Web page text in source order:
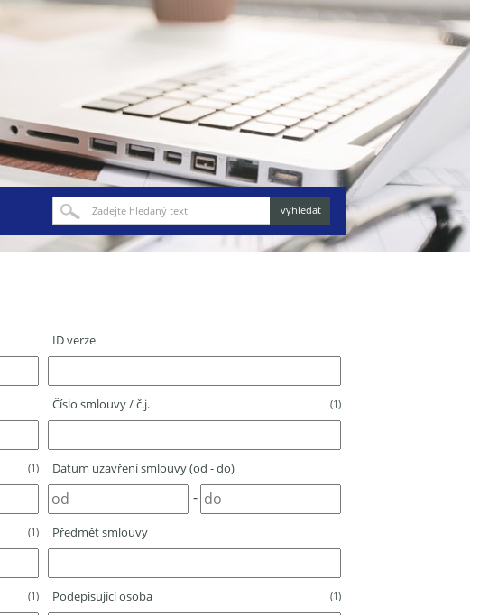
(1)
(1)
(1)
ID verze
Číslo smlouvy / č.j. (1)
Datum uzavření smlouvy (od - do)
-
Předmět smlouvy
Podepisující osoba (1)